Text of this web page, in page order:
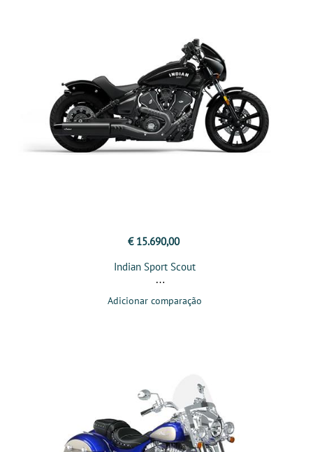
€ 15.690,00
Indian Sport Scout
Adicionar comparação